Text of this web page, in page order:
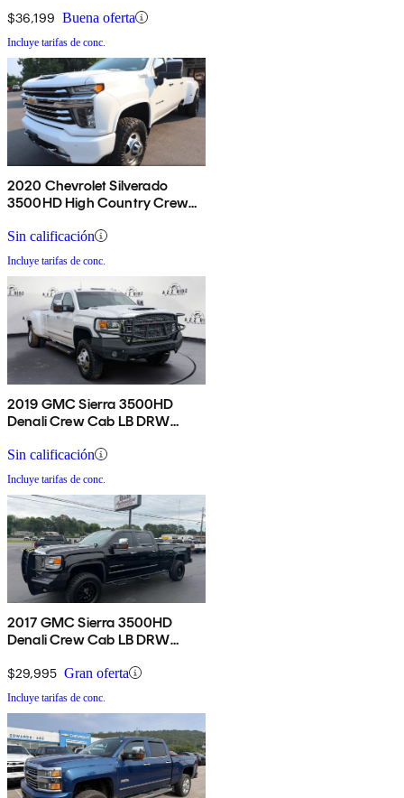
$36,199 Buena oferta
Incluye tarifas de conc.
2020 Chevrolet Silverado
3500HD High Country Crew
Sin calificación
Incluye tarifas de conc.
2019 GMC Sierra 3500HD
Denali Crew Cab LB DRW
Sin calificación
Incluye tarifas de conc.
2017 GMC Sierra 3500HD
Denali Crew Cab LB DRW
$29,995 Gran oferta
Incluye tarifas de conc.